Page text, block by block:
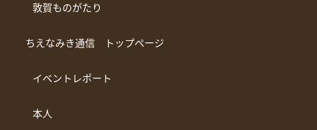
敦賀ものがたり
ちえなみき通信 トップページ
イベントレポート
本人